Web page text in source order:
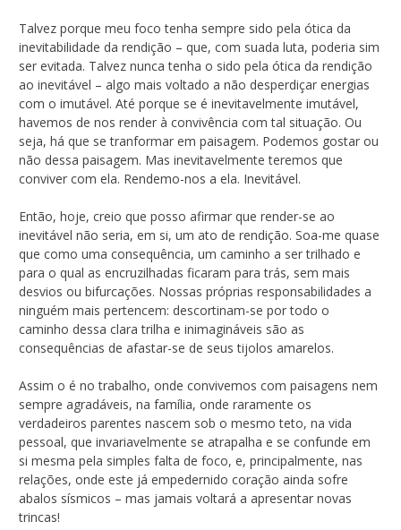
Talvez porque meu foco tenha sempre sido pela ótica da
inevitabilidade da rendição – que, com suada luta, poderia sim
ser evitada. Talvez nunca tenha o sido pela ótica da rendição
ao inevitável – algo mais voltado a não desperdiçar energias
com o imutável. Até porque se é inevitavelmente imutável,
havemos de nos render à convivência com tal situação. Ou
seja, há que se tranformar em paisagem. Podemos gostar ou
não dessa paisagem. Mas inevitavelmente teremos que
conviver com ela. Rendemo-nos a ela. Inevitável.
Então, hoje, creio que posso afirmar que render-se ao
inevitável não seria, em si, um ato de rendição. Soa-me quase
que como uma consequência, um caminho a ser trilhado e
para o qual as encruzilhadas ficaram para trás, sem mais
desvios ou bifurcações. Nossas próprias responsabilidades a
ninguém mais pertencem: descortinam-se por todo o
caminho dessa clara trilha e inimagináveis são as
consequências de afastar-se de seus tijolos amarelos.
Assim o é no trabalho, onde convivemos com paisagens nem
sempre agradáveis, na família, onde raramente os
verdadeiros parentes nascem sob o mesmo teto, na vida
pessoal, que invariavelmente se atrapalha e se confunde em
si mesma pela simples falta de foco, e, principalmente, nas
relações, onde este já empedernido coração ainda sofre
abalos sísmicos – mas jamais voltará a apresentar novas
trincas!